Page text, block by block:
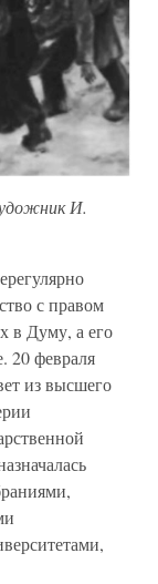
И.
с правом
в Думу, а его
20 февраля
из высшего